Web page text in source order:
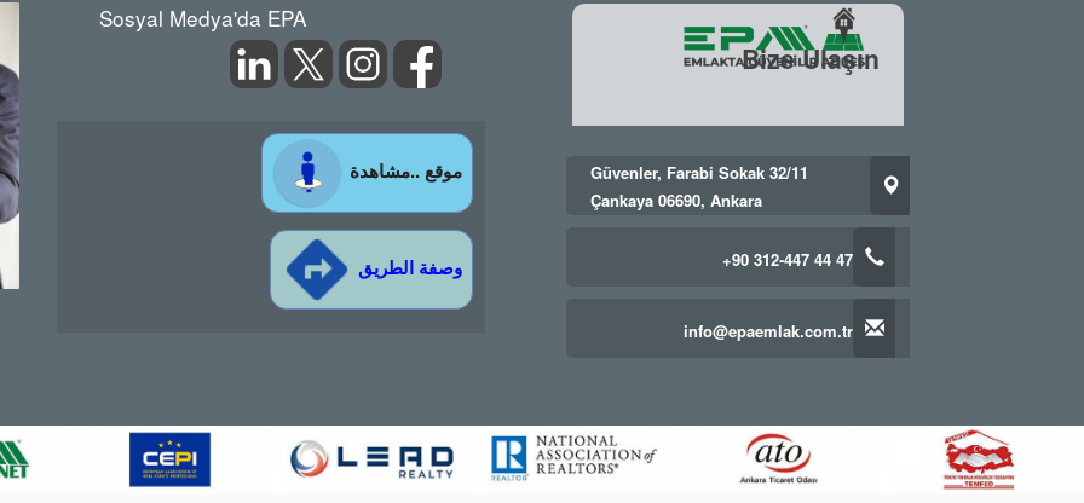
Bize Ulaşın
Güvenler, Farabi Sokak 32/11
Çankaya 06690, Ankara
+90 312-447 44 47
info@epaemlak.com.tr
Sosyal Medya'da EPA
موقع ..مشاهدة
وصفة الطريق